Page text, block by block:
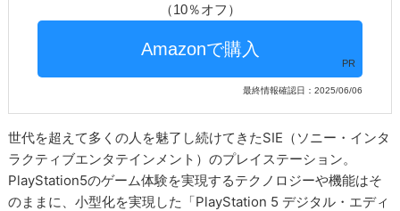
（10％オフ）
PR
最終情報確認日：2025/06/06
世代を超えて多くの人を魅了し続けてきたSIE（ソニー・インタ
ラクティブエンタテインメント）のプレイステーション。
PlayStation5のゲーム体験を実現するテクノロジーや機能はそ
のままに、小型化を実現した「PlayStation 5 デジタル・エディ